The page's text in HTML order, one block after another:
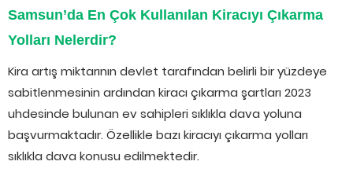
Samsun’da En Çok Kullanılan Kiracıyı Çıkarma
Yolları Nelerdir?
Kira artış miktarının devlet tarafından belirli bir yüzdeye
sabitlenmesinin ardından kiracı çıkarma şartları 2023
uhdesinde bulunan ev sahipleri sıklıkla dava yoluna
başvurmaktadır. Özellikle bazı kiracıyı çıkarma yolları
sıklıkla dava konusu edilmektedir.